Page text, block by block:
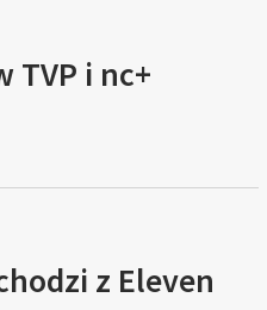
TVP i nc+
z Eleven